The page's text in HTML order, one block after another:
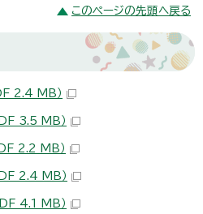
このページの先頭へ戻る
2.4 MB）
3.5 MB）
2.2 MB）
2.4 MB）
4.1 MB）